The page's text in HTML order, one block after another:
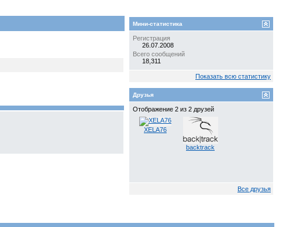
Мини-статистика
Регистрация
26.07.2008
Всего сообщений
18,311
Показать всю статистику
Друзья
Отображение 2 из 2 друзей
XELA76
backtrack
Все друзья